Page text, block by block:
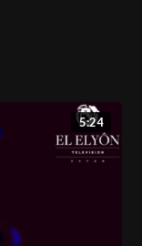
5:24